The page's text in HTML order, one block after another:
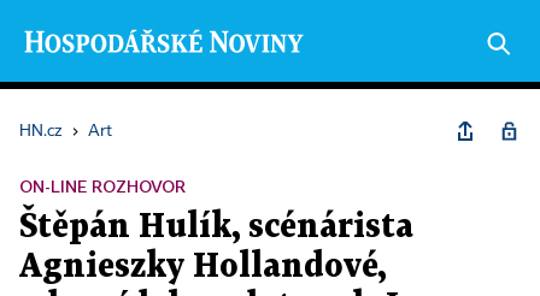
HN.cz › Art
ON-LINE ROZHOVOR
Štěpán Hulík, scénárista
Agnieszky Hollandové,